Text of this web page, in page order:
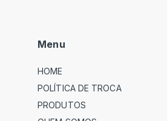
Menu
HOME
POLÍTICA DE TROCA
PRODUTOS